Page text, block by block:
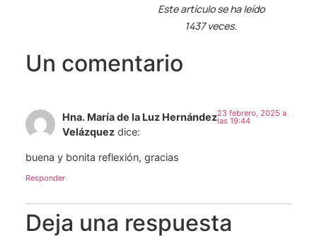
Este artículo se ha leído
1437 veces.
Un comentario
Hna. María de la Luz Hernández
Velázquez dice:
23 febrero, 2025 a
las 19:44
buena y bonita reflexión, gracias
Responder
Deja una respuesta